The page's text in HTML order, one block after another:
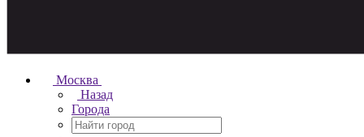
Москва
Назад
Города